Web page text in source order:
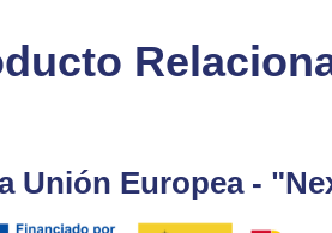
Unión Europea -